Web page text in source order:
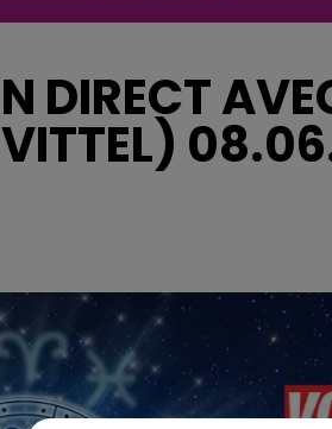
DIRECT